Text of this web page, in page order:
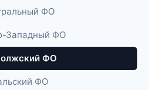
ФО
Западный ФО
ФО
ФО